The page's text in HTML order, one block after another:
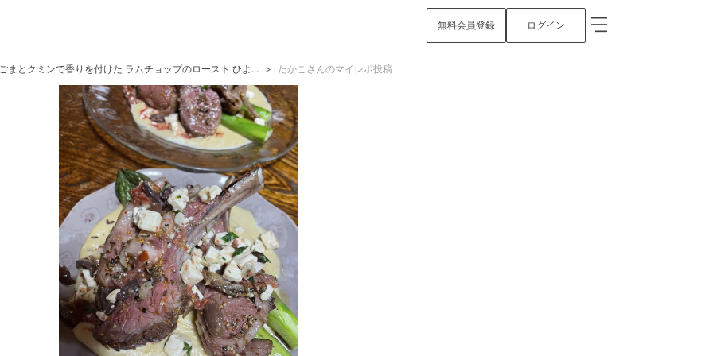
無料会員登録 ログイン
まとクミンで香りを付けた ラムチョップのロースト ひよ... たかこさんのマイレポ投稿